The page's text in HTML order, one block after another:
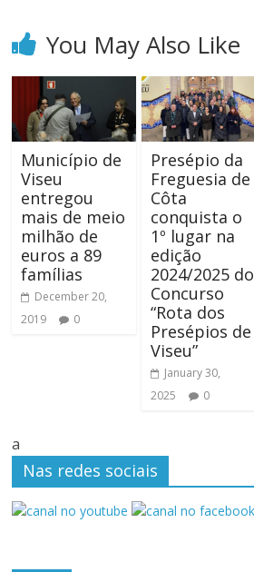
You May Also Like
Município de
Viseu
entregou
mais de meio
milhão de
euros a 89
famílias
December 20,
2019
0
Presépio da
Freguesia de
Côta
conquista o
1º lugar na
edição
2024/2025 do
Concurso
“Rota dos
Presépios de
Viseu”
January 30,
2025
0
a
Nas redes sociais